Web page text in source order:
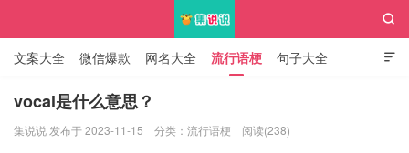

文案大全 微信爆款 网名大全 流行语梗 句子大全
知识大全

vocal是什么意思？
集说说 发布于 2023-11-15 分类： 流行语梗 阅读(238)